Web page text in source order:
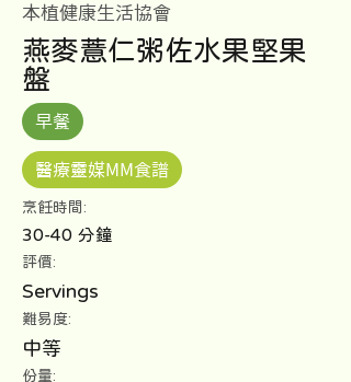
本植健康生活協會
燕麥薏仁粥佐水果堅果
盤
早餐
醫療靈媒MM食譜
​烹飪時間:
30-40 分鐘
評價:
Servings
難易度:
中等
份量: